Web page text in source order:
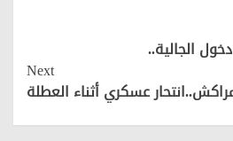
الجالية..
Next
عسكري أثناء العطلة